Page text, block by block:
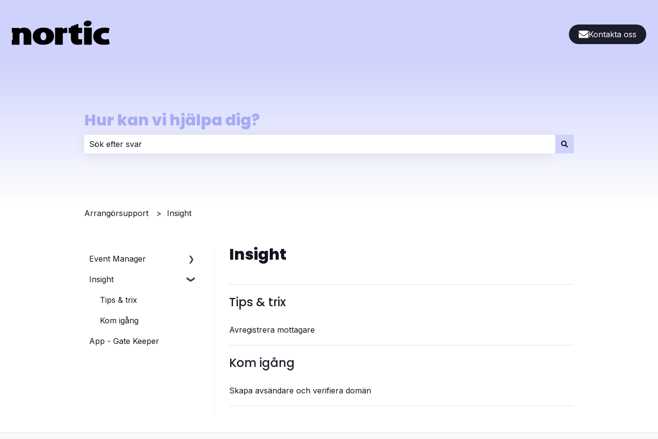
Kontakta oss
Hur kan vi hjälpa dig?
Arrangörsupport Insight
Insight
Tips & trix
Avregistrera mottagare
Kom igång
Skapa avsändare och verifiera domän
Event Manager
Skapa evenemang
Biljettsläpp och
Design
Insight
Tips & trix
Kom igång
App - Gate Keeper